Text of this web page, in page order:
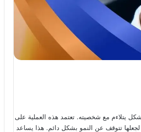
يتلاءم مع شخصيته. تعتمد هذه العملية على
لجعلها تتوقف عن النمو بشكل دائم. هذا يساعد